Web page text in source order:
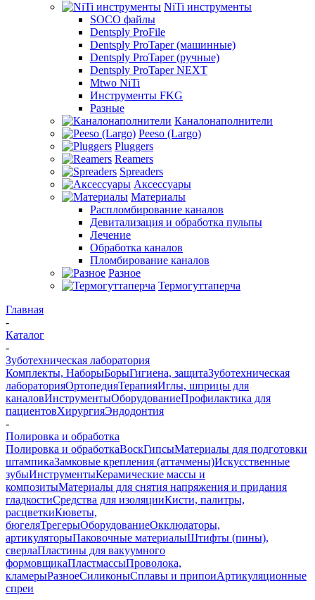
NiTi инструменты
SOCO файлы
Dentsply ProFile
Dentsply ProTaper (машинные)
Dentsply ProTaper (ручные)
Dentsply ProTaper NEXT
Mtwo NiTi
Инструменты FKG
Разные
Каналонаполнители
Peeso (Largo)
Pluggers
Reamers
Spreaders
Аксессуары
Материалы
Распломбирование каналов
Девитализация и обработка пульпы
Лечение
Обработка каналов
Пломбирование каналов
Разное
Термогуттаперча
Главная
-
Каталог
-
Зуботехническая лаборатория
Комплекты, НаборыБорыГигиена, защитаЗуботехническая
лабораторияОртопедияТерапияИглы, шприцы для
каналовИнструментыОборудованиеПрофилактика для
пациентовХирургияЭндодонтия
-
Полировка и обработка
Полировка и обработкаВоскГипсыМатериалы для подготовки
штампикаЗамковые крепления (аттачмены)Искусственные
зубыИнструментыКерамические массы и
композитыМатериалы для снятия напряжения и придания
гладкостиСредства для изоляцииКисти, палитры,
расцветкиКюветы,
бюгеляТрегерыОборудованиеОкклюдаторы,
артикуляторыПаковочные материалыШтифты (пины),
сверлаПластины для вакуумного
формовщикаПластмассыПроволока,
кламерыРазноеСиликоныСплавы и припоиАртикуляционные
спреи